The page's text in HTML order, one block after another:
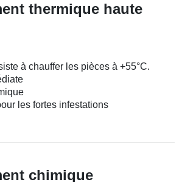
thermique haute
à chauffer les pièces à +55°C.
les fortes infestations
chimique